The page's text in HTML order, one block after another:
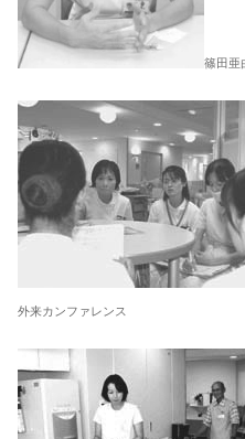
篠田亜
外来カンファレンス